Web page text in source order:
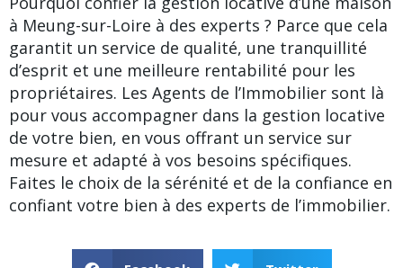
à Meung-sur-Loire à des experts ? Parce que cela
garantit un service de qualité, une tranquillité
d’esprit et une meilleure rentabilité pour les
propriétaires. Les Agents de l’Immobilier sont là
pour vous accompagner dans la gestion locative
de votre bien, en vous offrant un service sur
mesure et adapté à vos besoins spécifiques.
Faites le choix de la sérénité et de la confiance en
confiant votre bien à des experts de l’immobilier.